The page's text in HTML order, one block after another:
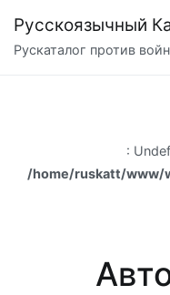
содержимому
Русскоязычный
Рускаталог против
:
/home/ruskatt/www/